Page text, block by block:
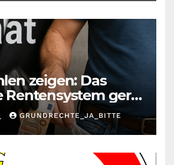
zeigen: Das
Rentensystem gerät
unter die Räder.
GRUNDRECHTE_JA_BITTE